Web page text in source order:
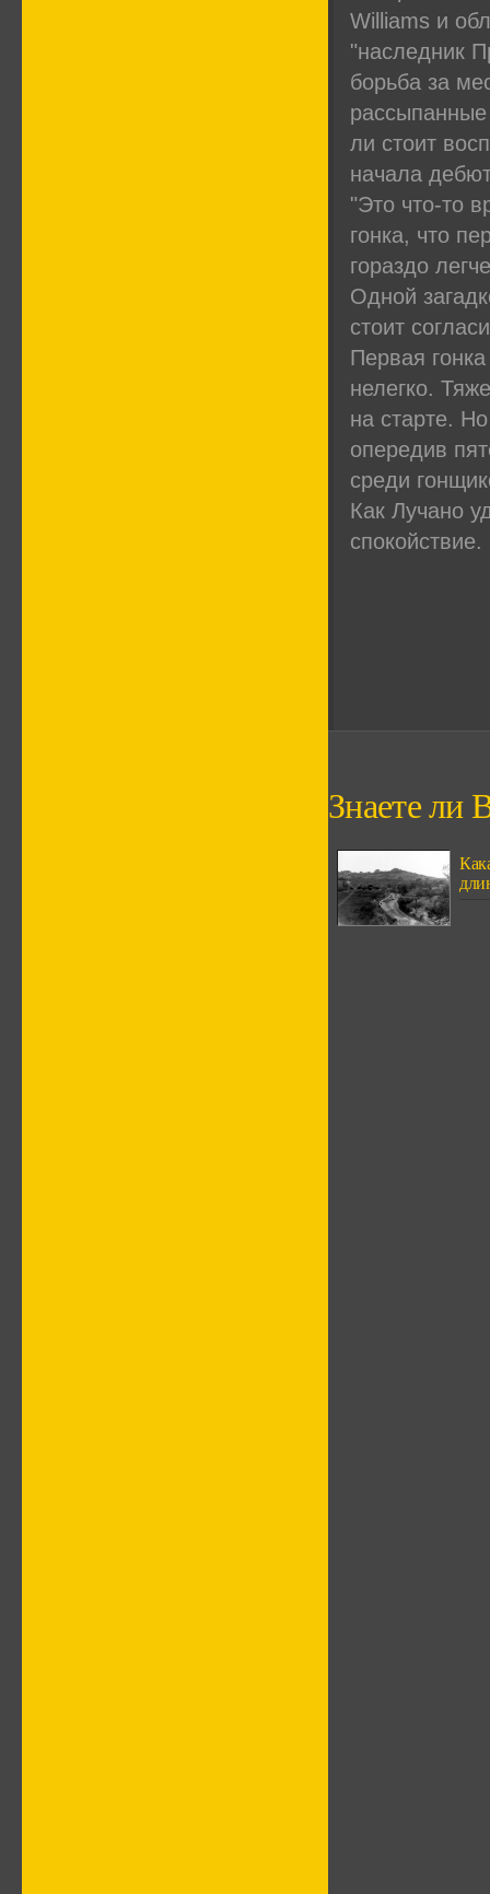
Williams и
"наследник
борьба за
ли стоит
начала
"Это что-то
гонка, что
гораздо
Одной
стоит
Первая
нелегко.
на старте.
опередив
среди
Как Лучано
Знаете ли